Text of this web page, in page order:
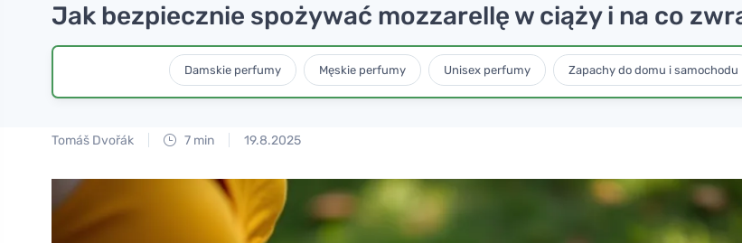
Jak bezpiecznie spożywać mozzarellę w ciąży i na co
Damskie perfumy Męskie perfumy Unisex perfumy Zapachy do domu i samochodu
Tomáš Dvořák 7 min 19.8.2025